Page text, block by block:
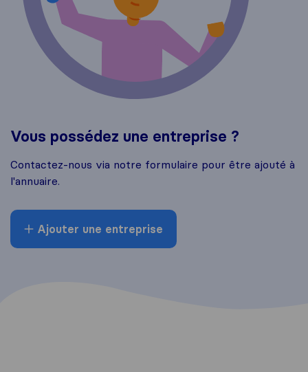
Vous possédez une entreprise ?
Contactez-nous via notre formulaire pour être ajouté à
l'annuaire.
Ajouter une entreprise